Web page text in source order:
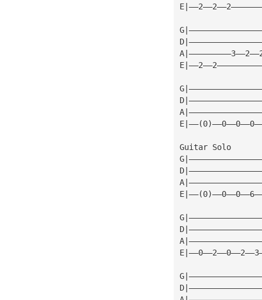
Guitar Solo